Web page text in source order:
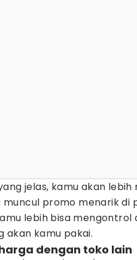
jelas, kamu akan
promo menarik di
lebih bisa mengontrol
akan kamu pakai.
dengan toko lain